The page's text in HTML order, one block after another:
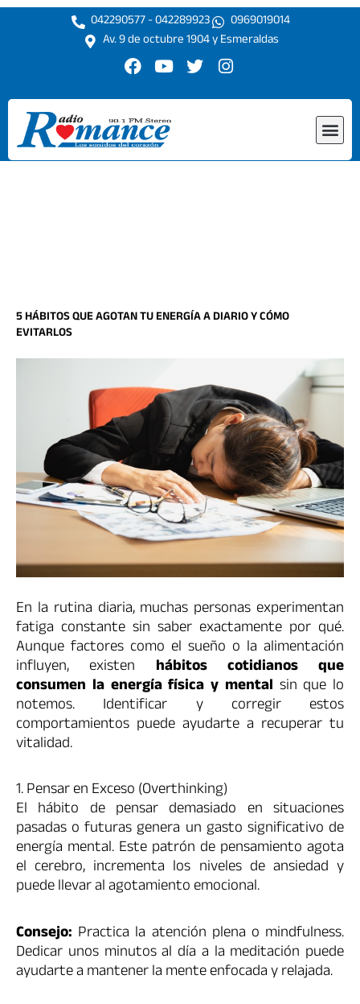
Ir
042290577 - 042289923
0969019014
Av. 9 de octubre 1904 y Esmeraldas
F
c
e
b
o
o
Y
u
t
u
b
e
T
i
r
I
s
r
5 HÁBITOS QUE AGOTAN TU ENERGÍA A DIARIO Y CÓMO
EVITARLOS
En la rutina diaria, muchas personas experimentan
fatiga constante sin saber exactamente por qué.
Aunque factores como el sueño o la alimentación
influyen, existen hábitos cotidianos que
consumen la energía física y mental sin que lo
notemos. Identificar y corregir estos
comportamientos puede ayudarte a recuperar tu
vitalidad.
1. Pensar en Exceso (Overthinking)
El hábito de pensar demasiado en situaciones
pasadas o futuras genera un gasto significativo de
energía mental. Este patrón de pensamiento agota
el cerebro, incrementa los niveles de ansiedad y
puede llevar al agotamiento emocional.
Consejo: Practica la atención plena o mindfulness.
Dedicar unos minutos al día a la meditación puede
ayudarte a mantener la mente enfocada y relajada.